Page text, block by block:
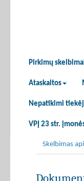
Pirkimų
Ataskaitos
Nepatikimi
VPĮ 23 str.
Skelbimas